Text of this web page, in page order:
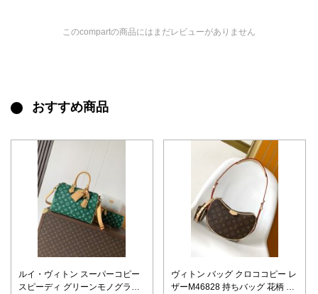
このcompartの商品にはまだレビューがありません
おすすめ商品
ルイ・ヴィトン スーパーコピー
スピーディ グリーンモノグラム
ヴィトン バッグ クロココピー レ
ザーM46828 持ちバッグ 花柄 エ